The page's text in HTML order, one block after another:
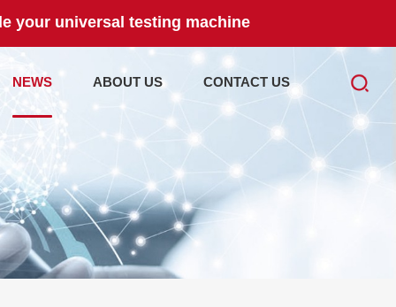
your universal testing machine
NEWS ABOUT US CONTACT US